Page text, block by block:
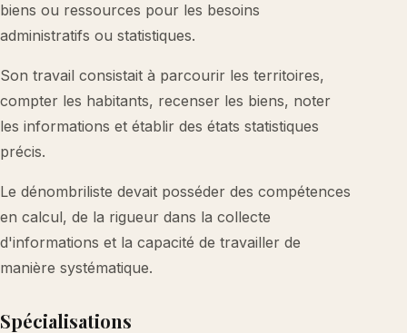
biens ou ressources pour les besoins
administratifs ou statistiques.
Son travail consistait à parcourir les territoires,
compter les habitants, recenser les biens, noter
les informations et établir des états statistiques
précis.
Le dénombriliste devait posséder des compétences
en calcul, de la rigueur dans la collecte
d'informations et la capacité de travailler de
manière systématique.
Spécialisations